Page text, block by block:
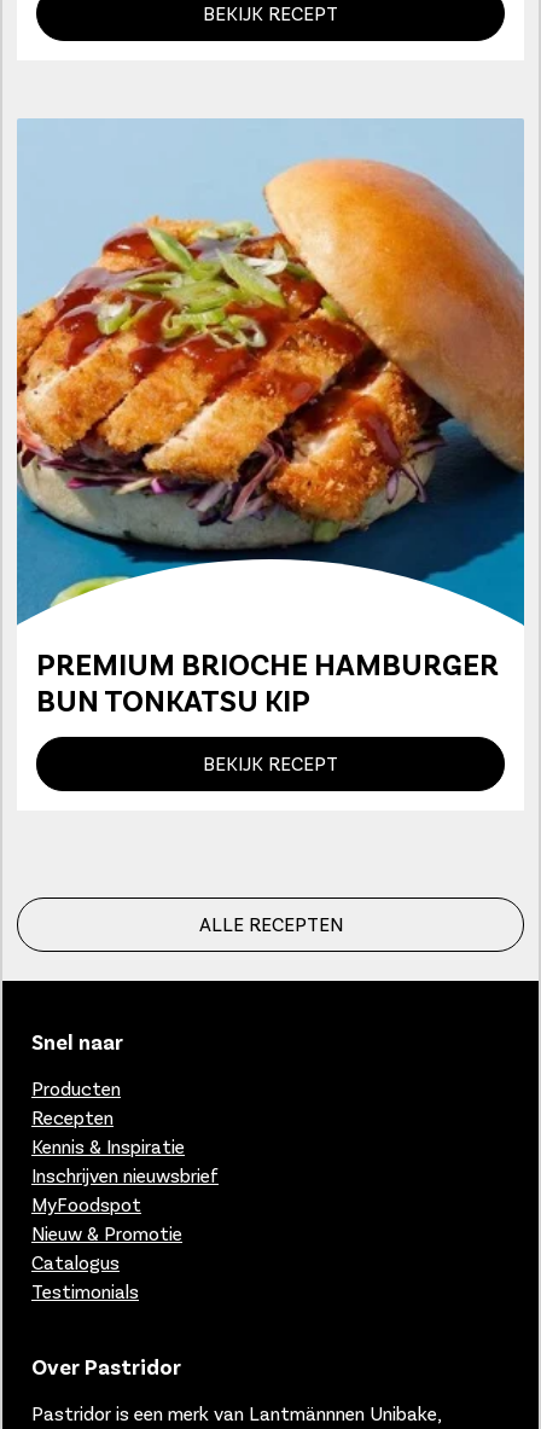
BEKIJK RECEPT
PREMIUM BRIOCHE HAMBURGER
BUN TONKATSU KIP
BEKIJK RECEPT
ALLE RECEPTEN
Snel naar
Producten
Recepten
Kennis & Inspiratie
Inschrijven nieuwsbrief
MyFoodspot
Nieuw & Promotie
Catalogus
Testimonials
Over Pastridor
Pastridor is een merk van Lantmännnen Unibake,